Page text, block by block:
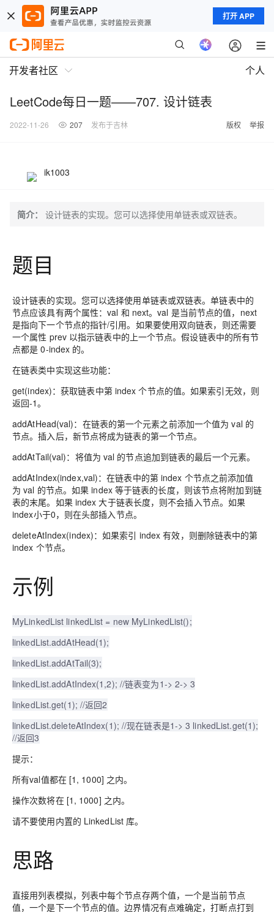
打开 APP
开发者社区 个人
LeetCode每日一题——707. 设计链表
2022-11-26 207 发布于吉林 版权 举报
ik1003
简介： 设计链表的实现。您可以选择使用单链表或双链表。
题目
设计链表的实现。您可以选择使用单链表或双链表。单链表中的
节点应该具有两个属性：val 和 next。val 是当前节点的值，next
是指向下一个节点的指针/引用。如果要使用双向链表，则还需要
一个属性 prev 以指示链表中的上一个节点。假设链表中的所有节
点都是 0-index 的。
在链表类中实现这些功能：
get(index)：获取链表中第 index 个节点的值。如果索引无效，则
返回-1。
addAtHead(val)：在链表的第一个元素之前添加一个值为 val 的
节点。插入后，新节点将成为链表的第一个节点。
addAtTail(val)：将值为 val 的节点追加到链表的最后一个元素。
addAtIndex(index,val)：在链表中的第 index 个节点之前添加值
为 val 的节点。如果 index 等于链表的长度，则该节点将附加到链
表的末尾。如果 index 大于链表长度，则不会插入节点。如果
index小于0，则在头部插入节点。
deleteAtIndex(index)：如果索引 index 有效，则删除链表中的第
index 个节点。
示例
MyLinkedList linkedList = new MyLinkedList();
linkedList.addAtHead(1);
linkedList.addAtTail(3);
linkedList.addAtIndex(1,2); //链表变为1-> 2-> 3
linkedList.get(1); //返回2
linkedList.deleteAtIndex(1); //现在链表是1-> 3 linkedList.get(1);
//返回3
提示：
所有val值都在 [1, 1000] 之内。
操作次数将在 [1, 1000] 之内。
请不要使用内置的 LinkedList 库。
思路
直接用列表模拟，列表中每个节点存两个值，一个是当前节点
值，一个是下一个节点的值。边界情况有点难确定，打断点打到